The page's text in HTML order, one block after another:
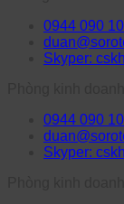
0944 090
Skyper:
0944 090
Skyper: